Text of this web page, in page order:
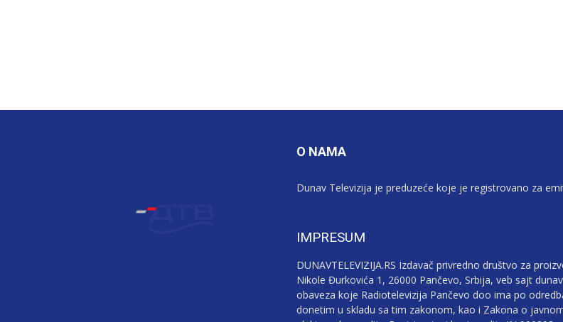
O NAMA
Dunav Televizija je preduzeće koje je registrovano za
IMPRESUM
DUNAVTELEVIZIJA.RS Izdavač privredno društvo za
Nikole Đurkovića 1, 26000 Pančevo, Srbija, veb sajt
obaveza koje Radiotelevizija Pančevo doo ima po
donetim u skladu sa tim zakonom, kao i Zakona o